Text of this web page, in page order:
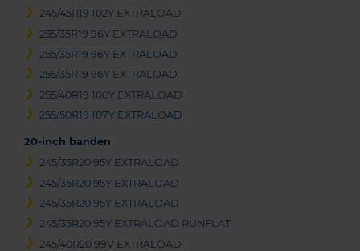
245/45R19 102Y EXTRALOAD
255/35R19 96Y EXTRALOAD
255/35R19 96Y EXTRALOAD
255/35R19 96Y EXTRALOAD
255/40R19 100Y EXTRALOAD
255/50R19 107Y EXTRALOAD
20-inch banden
245/35R20 95Y EXTRALOAD
245/35R20 95Y EXTRALOAD
245/35R20 95Y EXTRALOAD
245/35R20 95Y EXTRALOAD RUNFLAT
245/40R20 99V EXTRALOAD